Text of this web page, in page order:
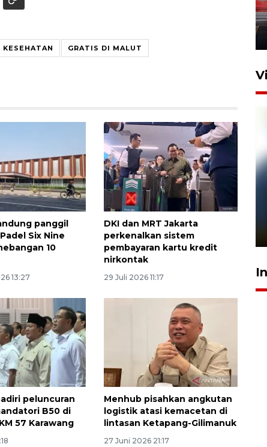
KESEHATAN GRATIS DI MALUT
panggil
Six Nine
10
13:27
DKI dan MRT Jakarta
perkenalkan sistem
pembayaran kartu kredit
nirkontak
29 Juli 2026 11:17
peluncuran
B50 di
57 Karawang
Menhub pisahkan angkutan
logistik atasi kemacetan di
lintasan Ketapang-Gilimanuk
27 Juni 2026 21:17
Pelanggan Filaha Farm setia
sampai 8 tahan?
1 Juni 2026 05:47